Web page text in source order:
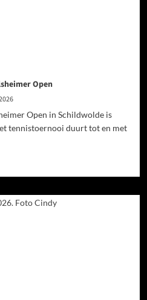
Open
Open in Schildwolde is
tennistoernooi duurt tot en met